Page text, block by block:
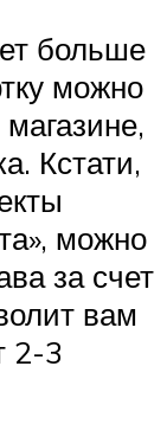
больше
можно
Кстати,
можно
за счет
вам
2-3